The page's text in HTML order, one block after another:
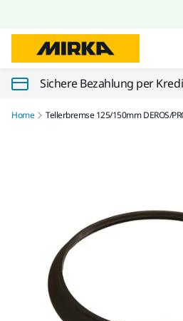
Sichere Bezahlung per
Home Tellerbremse 125/150mm DEROS/